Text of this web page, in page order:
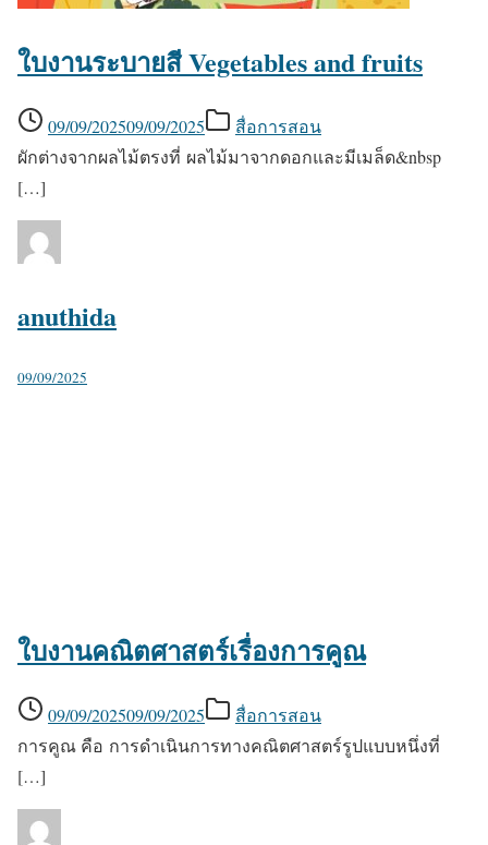
ใบงานระบายสี Vegetables and fruits
09/09/202509/09/2025
สื่อการสอน
ผักต่างจากผลไม้ตรงที่ ผลไม้มาจากดอกและมีเมล็ด&nbsp
[…]
anuthida
09/09/2025
ใบงานคณิตศาสตร์เรื่องการคูณ
09/09/202509/09/2025
สื่อการสอน
การคูณ คือ การดำเนินการทางคณิตศาสตร์รูปแบบหนึ่งที่
[…]